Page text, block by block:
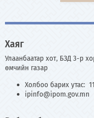
Хаяг
Улаанбаатар хот, БЗД 3-р
өмчийн газар
Холбоо барих утас:
ipinfo@ipom.gov.mn